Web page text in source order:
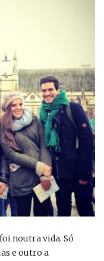
noutra vida. Só
e outro a